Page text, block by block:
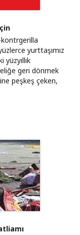
yurttaşımız
yüzyıllık
geri dönmek
peşkeş çeken,